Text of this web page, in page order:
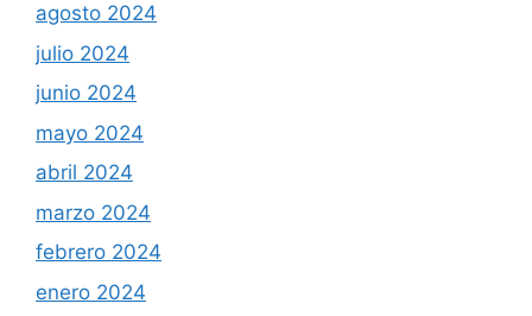
agosto 2024
julio 2024
junio 2024
mayo 2024
abril 2024
marzo 2024
febrero 2024
enero 2024